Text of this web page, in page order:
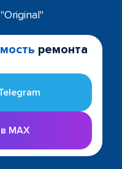
ремонта
MAX